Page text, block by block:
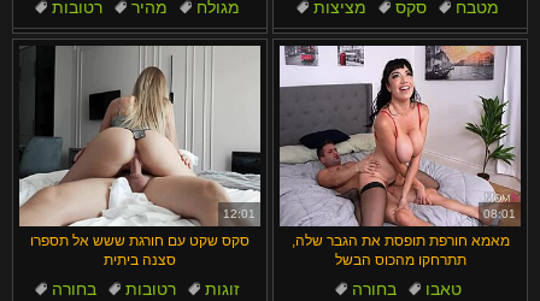
רטובות מהיר
מגולח
ציצים מזויפים
חור תחת
מציצות סקס
מטבח
מציצה
תוצרת בית
12:01
סקס שקט עם חורגת ששש אל תספרו
סצנה ביתית
בחורה רטובות
זוגות
08:01
מאמא חורפת תופסת את הגבר שלה,
תתרחקו מהכוס הבשל
בחורה
טאבו